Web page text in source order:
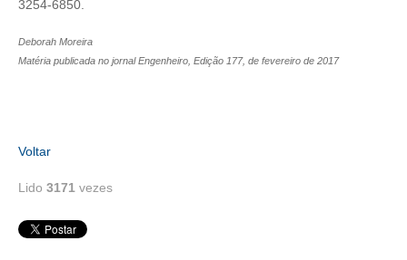
3254-6850.
Deborah Moreira
Matéria publicada no jornal Engenheiro, Edição 177, de fevereiro de 2017
Voltar
Lido 3171 vezes